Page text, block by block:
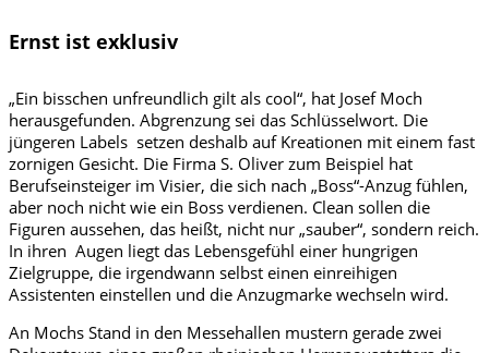
Ernst ist exklusiv
„Ein bisschen unfreundlich gilt als cool“, hat Josef Moch
herausgefunden. Abgrenzung sei das Schlüsselwort. Die
jüngeren Labels setzen deshalb auf Kreationen mit einem fast
zornigen Gesicht. Die Firma S. Oliver zum Beispiel hat
Berufseinsteiger im Visier, die sich nach „Boss“-Anzug fühlen,
aber noch nicht wie ein Boss verdienen. Clean sollen die
Figuren aussehen, das heißt, nicht nur „sauber“, sondern reich.
In ihren Augen liegt das Lebensgefühl einer hungrigen
Zielgruppe, die irgendwann selbst einen einreihigen
Assistenten einstellen und die Anzugmarke wechseln wird.
An Mochs Stand in den Messehallen mustern gerade zwei